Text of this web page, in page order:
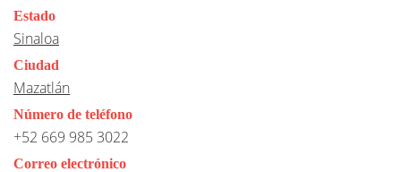
Estado
Sinaloa
Ciudad
Mazatlán
Número de teléfono
+52 669 985 3022
Correo electrónico